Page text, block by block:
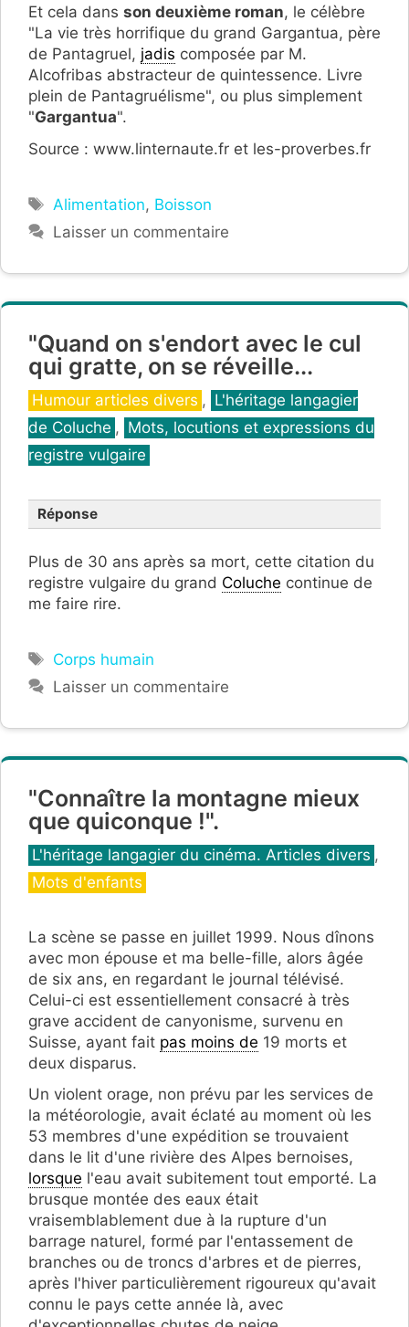
Et cela dans son deuxième roman, le célèbre
"La vie très horrifique du grand Gargantua, père
de Pantagruel, jadis composée par M.
Alcofribas abstracteur de quintessence. Livre
plein de Pantagruélisme", ou plus simplement
"Gargantua".
Source : www.linternaute.fr et les-proverbes.fr
Étiquettes
Alimentation, Boisson
Laisser un commentaire
"Quand on s'endort avec le cul
qui gratte, on se réveille...
Catégories
Humour articles divers , L'héritage langagier
de Coluche , Mots, locutions et expressions du
registre vulgaire
Réponse
Plus de 30 ans après sa mort, cette citation du
registre vulgaire du grand Coluche continue de
me faire rire.
Étiquettes
Corps humain
Laisser un commentaire
"Connaître la montagne mieux
que quiconque !".
Catégories
L'héritage langagier du cinéma. Articles divers ,
Mots d'enfants
La scène se passe en juillet 1999. Nous dînons
avec mon épouse et ma belle-fille, alors âgée
de six ans, en regardant le journal télévisé.
Celui-ci est essentiellement consacré à très
grave accident de canyonisme, survenu en
Suisse, ayant fait pas moins de 19 morts et
deux disparus.
Un violent orage, non prévu par les services de
la météorologie, avait éclaté au moment où les
53 membres d'une expédition se trouvaient
dans le lit d'une rivière des Alpes bernoises,
lorsque l'eau avait subitement tout emporté. La
brusque montée des eaux était
vraisemblablement due à la rupture d'un
barrage naturel, formé par l'entassement de
branches ou de troncs d'arbres et de pierres,
après l'hiver particulièrement rigoureux qu'avait
connu le pays cette année là, avec